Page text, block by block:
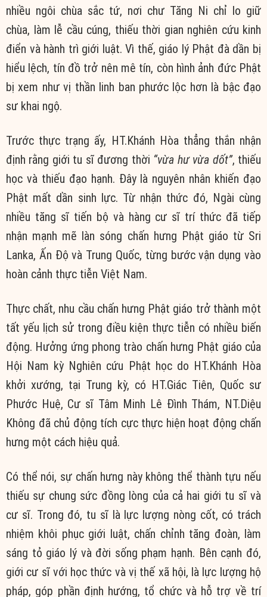
nhiều ngôi chùa sắc tứ, nơi chư Tăng Ni chỉ lo giữ
chùa, làm lễ cầu cúng, thiếu thời gian nghiên cứu kinh
điển và hành trì giới luật. Vì thế, giáo lý Phật đà dần bị
hiểu lệch, tín đồ trở nên mê tín, còn hình ảnh đức Phật
bị xem như vị thần linh ban phước lộc hơn là bậc đạo
sư khai ngộ.
Trước thực trạng ấy, HT.Khánh Hòa thẳng thắn nhận
định rằng giới tu sĩ đương thời “vừa hư vừa dốt”, thiếu
học và thiếu đạo hạnh. Đây là nguyên nhân khiến đạo
Phật mất dần sinh lực. Từ nhận thức đó, Ngài cùng
nhiều tăng sĩ tiến bộ và hàng cư sĩ trí thức đã tiếp
nhận mạnh mẽ làn sóng chấn hưng Phật giáo từ Sri
Lanka, Ấn Độ và Trung Quốc, từng bước vận dụng vào
hoàn cảnh thực tiễn Việt Nam.
Thực chất, nhu cầu chấn hưng Phật giáo trở thành một
tất yếu lịch sử trong điều kiện thực tiễn có nhiều biến
động. Hưởng ứng phong trào chấn hưng Phật giáo của
Hội Nam kỳ Nghiên cứu Phật học do HT.Khánh Hòa
khởi xướng, tại Trung kỳ, có HT.Giác Tiên, Quốc sư
Phước Huệ, Cư sĩ Tâm Minh Lê Đình Thám, NT.Diệu
Không đã chủ động tích cực thực hiện hoạt động chấn
hưng một cách hiệu quả.
Có thể nói, sự chấn hưng này không thể thành tựu nếu
thiếu sự chung sức đồng lòng của cả hai giới tu sĩ và
cư sĩ. Trong đó, tu sĩ là lực lượng nòng cốt, có trách
nhiệm khôi phục giới luật, chấn chỉnh tăng đoàn, làm
sáng tỏ giáo lý và đời sống phạm hạnh. Bên cạnh đó,
giới cư sĩ với học thức và vị thế xã hội, là lực lượng hộ
pháp, góp phần định hướng, tổ chức và hỗ trợ về trí